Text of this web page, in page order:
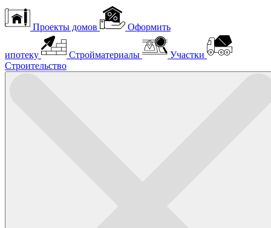
Проекты домов Оформить
ипотеку Стройматериалы
Участки
Строительство